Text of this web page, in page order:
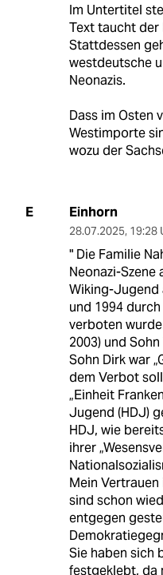
Im Untertitel
Text taucht der
Stattdessen
westdeutsche
Neonazis.
Dass im Osten
Westimporte
wozu der
E Einhorn
28.07.2025, 19:28
" Die Familie
Neonazi-Szene
Wiking-Jugend
und 1994
verboten
2003) und
Sohn Dirk war
dem Verbot
„Einheit
Jugend (HDJ)
HDJ, wie
ihrer
Mein
sind schon
entgegen
Sie haben sich
festgeklebt, da